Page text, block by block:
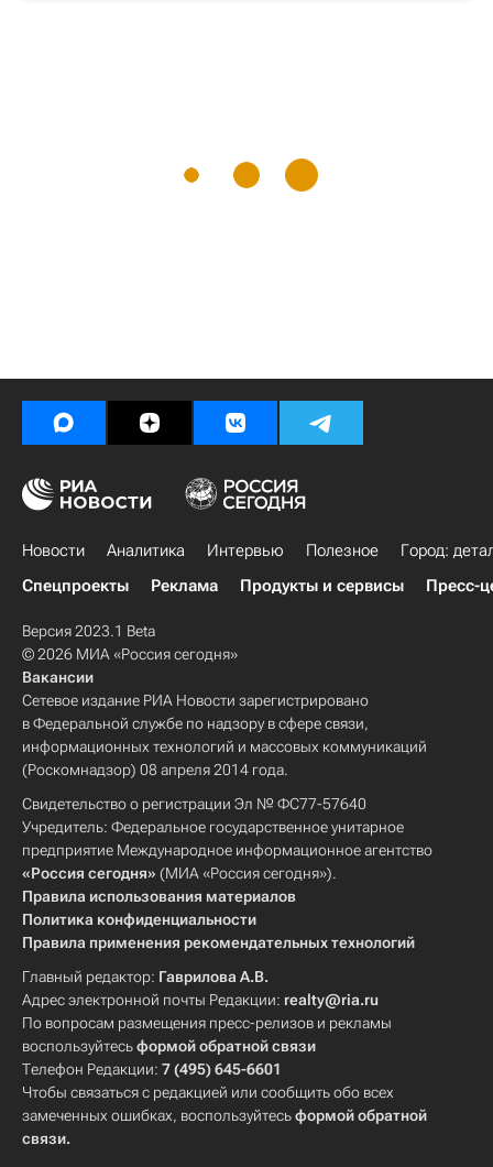
Новости Аналитика Интервью Полезное
Город:
Спецпроекты
Реклама Продукты и сервисы Пресс-
Версия 2023.1 Beta
© 2026 МИА «Россия сегодня»
Вакансии
Сетевое издание РИА Новости зарегистрировано
в Федеральной службе по надзору в сфере связи,
информационных технологий и массовых коммуникаций
(Роскомнадзор) 08 апреля 2014 года.
Свидетельство о регистрации Эл № ФС77-57640
Учредитель: Федеральное государственное унитарное
предприятие Международное информационное агентство
«Россия сегодня» (МИА «Россия сегодня»).
Правила использования материалов
Политика конфиденциальности
Правила применения рекомендательных технологий
Главный редактор: Гаврилова А.В.
Адрес электронной почты Редакции: realty@ria.ru
По вопросам размещения пресс-релизов и рекламы
воспользуйтесьформой обратной связи
Телефон Редакции: 7 (495) 645-6601
Чтобы связаться с редакцией или сообщить обо всех
замеченных ошибках, воспользуйтесьформой обратной
связи.